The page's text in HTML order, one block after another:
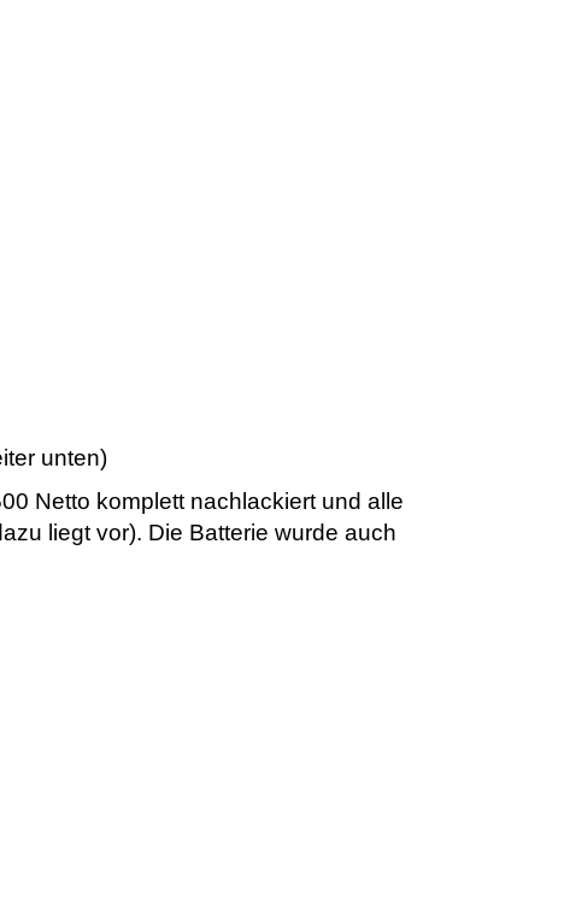
unten)
Netto komplett nachlackiert und alle
liegt vor). Die Batterie wurde auch